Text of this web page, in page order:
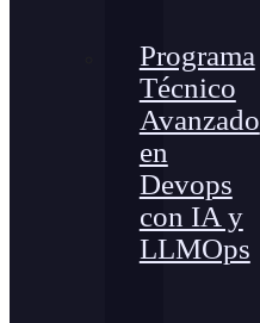
Programa
Técnico
Avanzado
en
Devops
con IA y
LLMOps